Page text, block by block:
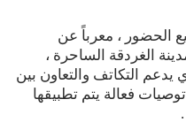
الحضور ، معرباً عن
الغردقة الساحرة ،
يدعم التكاتف والتعاون بين
فعالة يتم تطبيقها